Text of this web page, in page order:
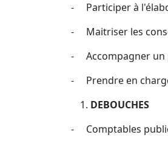
- Participer à
- Maitriser les
- Accompagner un
- Prendre en
DEBOUCHES
- Comptables